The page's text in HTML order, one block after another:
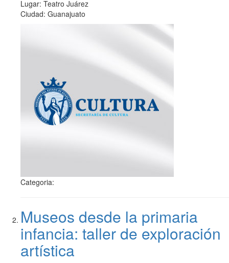
Lugar: Teatro Juárez
Ciudad: Guanajuato
Categoria:
Museos desde la primaria
infancia: taller de exploración
artística